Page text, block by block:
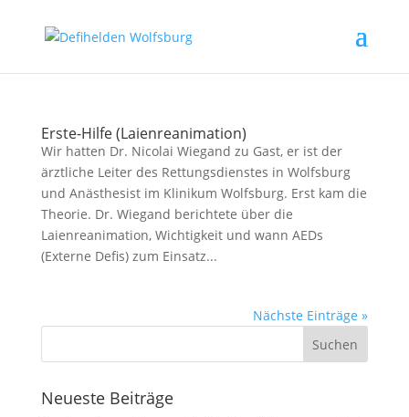
Erste-Hilfe (Laienreanimation)
Wir hatten Dr. Nicolai Wiegand zu Gast, er ist der
ärztliche Leiter des Rettungsdienstes in Wolfsburg
und Anästhesist im Klinikum Wolfsburg. Erst kam die
Theorie. Dr. Wiegand berichtete über die
Laienreanimation, Wichtigkeit und wann AEDs
(Externe Defis) zum Einsatz...
Nächste Einträge »
Neueste Beiträge